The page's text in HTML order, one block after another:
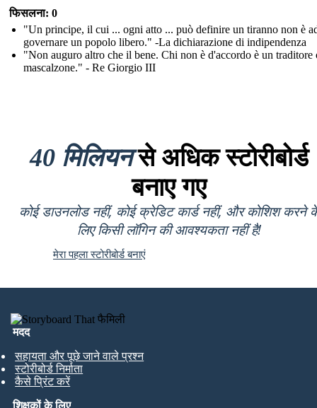
फिसलना: 0
"Un principe, il cui ... ogni atto ... può definire un tiranno non è
governare un popolo libero." -La dichiarazione di indipendenza
"Non auguro altro che il bene. Chi non è d'accordo è un traditore
mascalzone." - Re Giorgio III
40 मिलियनसे अधिक स्टोरीबोर्ड
बनाए गए
कोई डाउनलोड नहीं, कोई क्रेडिट कार्ड नहीं, और कोशिश करने
लिए किसी लॉगिन की आवश्यकता नहीं है!
मेरा पहला स्टोरीबोर्ड बनाएं
मदद
सहायता और पूछे जाने वाले प्रश्न
स्टोरीबोर्ड निर्माता
कैसे प्रिंट करें
शिक्षकों के लिए